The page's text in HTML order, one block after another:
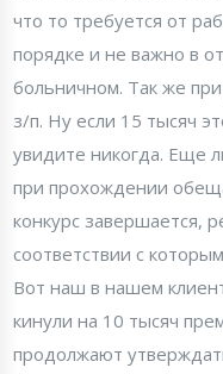
что то требуется от
порядке и не важно в
больничном. Так же
з/п. Ну если 15 тысяч
увидите никогда. Еще
при прохождении
конкурс завершается,
соответствии с
Вот наш в нашем
кинули на 10 тысяч
продолжают